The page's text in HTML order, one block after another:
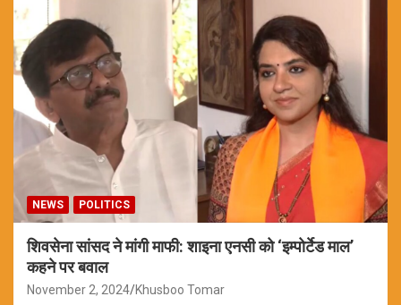
NEWS POLITICS
शिवसेना सांसद ने मांगी माफी: शाइना एनसी को ‘इम्पोर्टेड माल’
कहने पर बवाल
November 2, 2024 Khusboo Tomar